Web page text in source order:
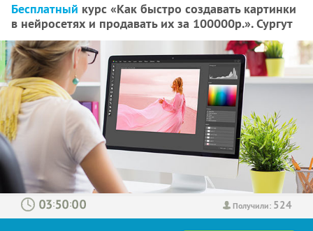
Бесплатный курс «Как быстро создавать картинки
в нейросетях и продавать их за 100000р.». Сургут
Получили: 524
: :